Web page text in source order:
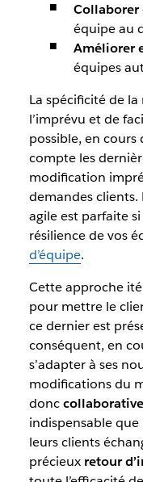
équipe au
Améliorer
équipes
La spécificité de
l’imprévu et de
possible, en
compte les
modification
demandes clients.
agile est parfaite
résilience de vos
d’équipe.
Cette approche
pour mettre le
ce dernier est
conséquent, en
s’adapter à ses
modifications du
donccollaborative
indispensable que
leurs clients
précieuxretour